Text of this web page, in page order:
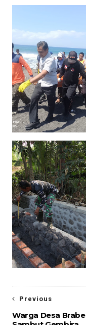
Previous
Warga Desa Brabe